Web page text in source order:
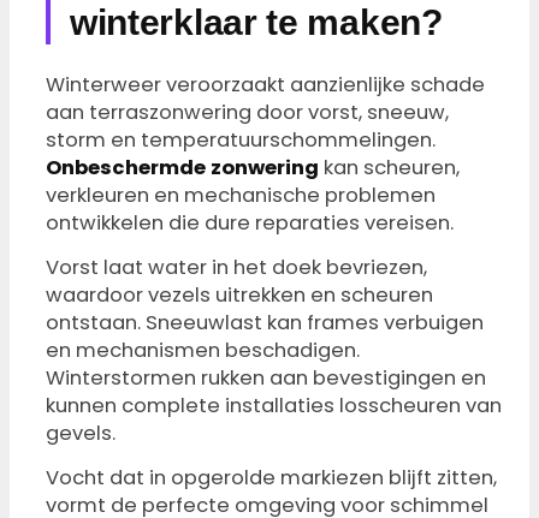
winterklaar te maken?
Winterweer veroorzaakt aanzienlijke schade
aan terraszonwering door vorst, sneeuw,
storm en temperatuurschommelingen.
Onbeschermde zonwering kan scheuren,
verkleuren en mechanische problemen
ontwikkelen die dure reparaties vereisen.
Vorst laat water in het doek bevriezen,
waardoor vezels uitrekken en scheuren
ontstaan. Sneeuwlast kan frames verbuigen
en mechanismen beschadigen.
Winterstormen rukken aan bevestigingen en
kunnen complete installaties losscheuren van
gevels.
Vocht dat in opgerolde markiezen blijft zitten,
vormt de perfecte omgeving voor schimmel